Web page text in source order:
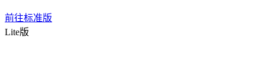
前往标准版
Lite版